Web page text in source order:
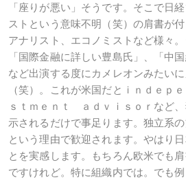
「座りが悪い」そうです。そこで日
ストという意味不明（笑）の肩書が
アナリスト、エコノミストなど様々
「国際金融に詳しい豊島氏」、「中
など出演する度にカメレオンみたい
（笑）。これが米国だとｉｎｄｅｐ
ｓｔｍｅｎｔ ａｄｖｉｓｏｒなど
示されるだけで事足ります。独立系
という理由で歓迎されます。やはり
とを実感します。もちろん欧米でも
ですけれど。特に組織内では。でも